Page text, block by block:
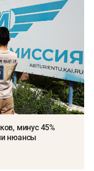
минус 45%
нюансы